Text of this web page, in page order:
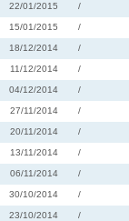
22/01/2015 /
15/01/2015 /
18/12/2014 /
11/12/2014 /
04/12/2014 /
27/11/2014 /
20/11/2014 /
13/11/2014 /
06/11/2014 /
30/10/2014 /
23/10/2014 /